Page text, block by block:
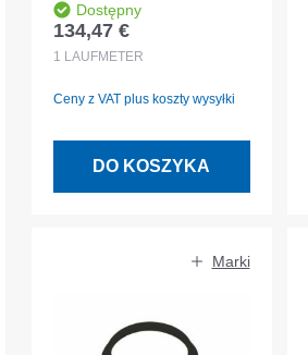
Rura DN 200 BL
1000mm z
kielich
Dostępny
Cena regularna:
134,47 €
1 LAUFMETER
Ceny z VAT plus koszty wysyłki
DO KOSZYKA
Marki